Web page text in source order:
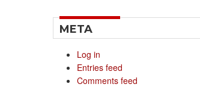
META
Log in
Entries feed
Comments feed